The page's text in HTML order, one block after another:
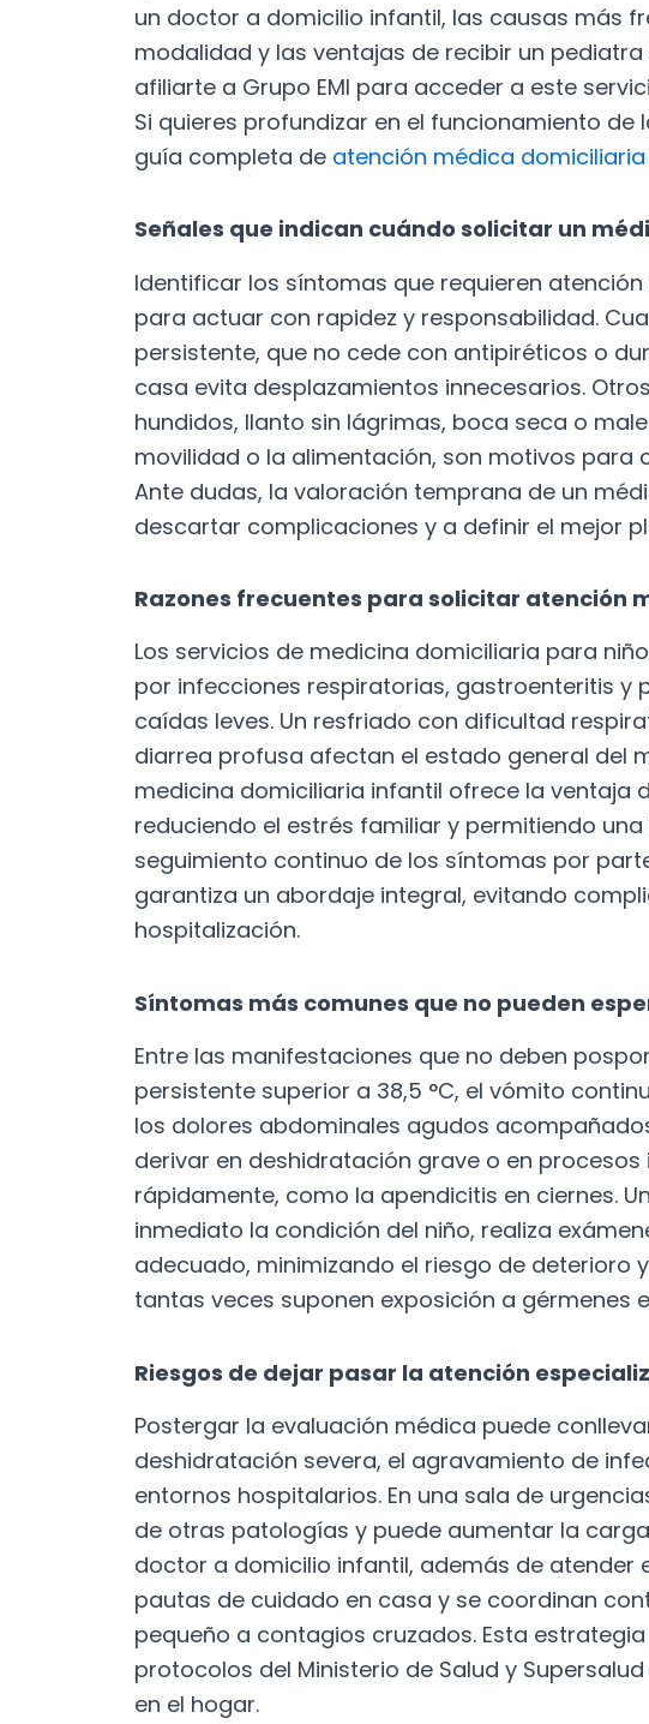
un doctor a domicilio infantil, las causas más
modalidad y las ventajas de recibir un
afiliarte a Grupo EMI para acceder a este
Si quieres profundizar en el funcionamiento
guía completa de atención médica
Señales que indican cuándo solicitar un
Identificar los síntomas que requieren
para actuar con rapidez y responsabilidad.
persistente, que no cede con antipiréticos o
casa evita desplazamientos innecesarios.
hundidos, llanto sin lágrimas, boca seca o
movilidad o la alimentación, son motivos para
Ante dudas, la valoración temprana de un
descartar complicaciones y a definir el mejor
Razones frecuentes para solicitar atención
Los servicios de medicina domiciliaria para
por infecciones respiratorias, gastroenteritis y
caídas leves. Un resfriado con dificultad
diarrea profusa afectan el estado general del
medicina domiciliaria infantil ofrece la ventaja
reduciendo el estrés familiar y permitiendo
seguimiento continuo de los síntomas por
garantiza un abordaje integral, evitando
hospitalización.
Síntomas más comunes que no pueden
Entre las manifestaciones que no deben
persistente superior a 38,5 °C, el vómito
los dolores abdominales agudos
derivar en deshidratación grave o en
rápidamente, como la apendicitis en ciernes.
inmediato la condición del niño, realiza
adecuado, minimizando el riesgo de deterioro
tantas veces suponen exposición a gérmenes
Riesgos de dejar pasar la atención
Postergar la evaluación médica puede
deshidratación severa, el agravamiento de
entornos hospitalarios. En una sala de
de otras patologías y puede aumentar la
doctor a domicilio infantil, además de atender
pautas de cuidado en casa y se coordinan
pequeño a contagios cruzados. Esta
protocolos del Ministerio de Salud y
en el hogar.